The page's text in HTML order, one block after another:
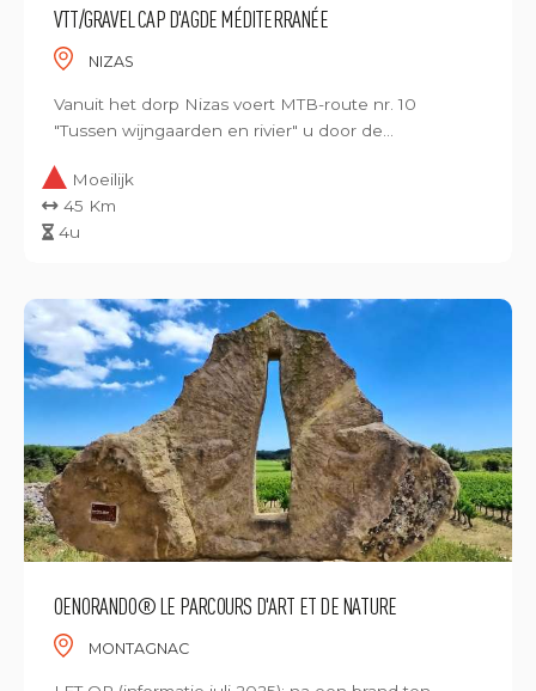
VTT/GRAVEL CAP D'AGDE MÉDITERRANÉE
NIZAS
Vanuit het dorp Nizas voert MTB-route nr. 10
"Tussen wijngaarden en rivier" u door de...
Moeilijk
45 Km
4u
OENORANDO® LE PARCOURS D'ART ET DE NATURE
MONTAGNAC